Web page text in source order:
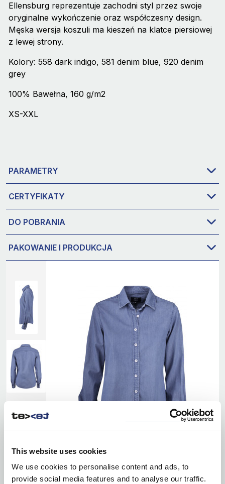
This website uses cookies
We use cookies to personalise content and ads, to
provide social media features and to analyse our traffic.
Ellensburg reprezentuje zachodni styl przez swoje
oryginalne wykończenie oraz współczesny design.
Męska wersja koszuli ma kieszeń na klatce piersiowej
z lewej strony.
Kolory: 558 dark indigo, 581 denim blue, 920 denim
grey
100% Bawełna, 160 g/m2
XS-XXL
PARAMETRY
CERTYFIKATY
DO POBRANIA
PAKOWANIE I PRODUKCJA